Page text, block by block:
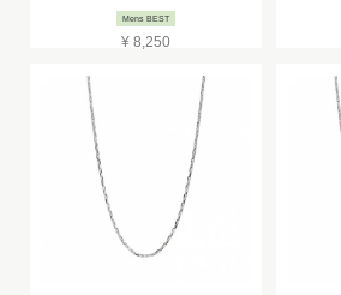
Mens BEST
¥ 8,250